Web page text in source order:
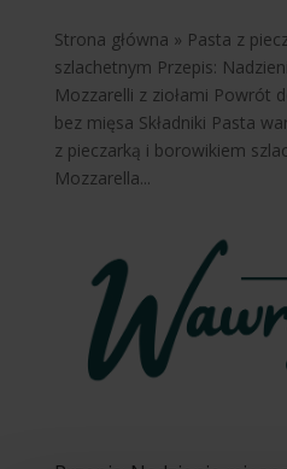
Strona główna » Pasta z
szlachetnym Przepis:
Mozzarelli z ziołami Powrót
bez mięsa Składniki Pasta
z pieczarką i borowikiem
Mozzarella...